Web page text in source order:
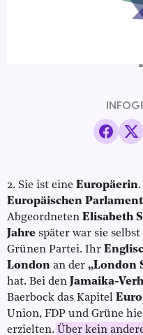
2. Sie ist eine Europäerin
Europäischen Parlament
Abgeordneten Elisabeth
Jahre später war sie
Grünen Partei. Ihr
London an der „London
hat. Bei den Jamaika-
Baerbock das Kapitel
Union, FDP und Grüne
erzielten. Über kein